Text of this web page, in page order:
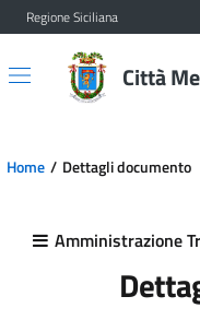
Vai al contenuto principale
Vai al menu principale
Regione Siciliana
Città
Home Dettagli documento
Amministrazione